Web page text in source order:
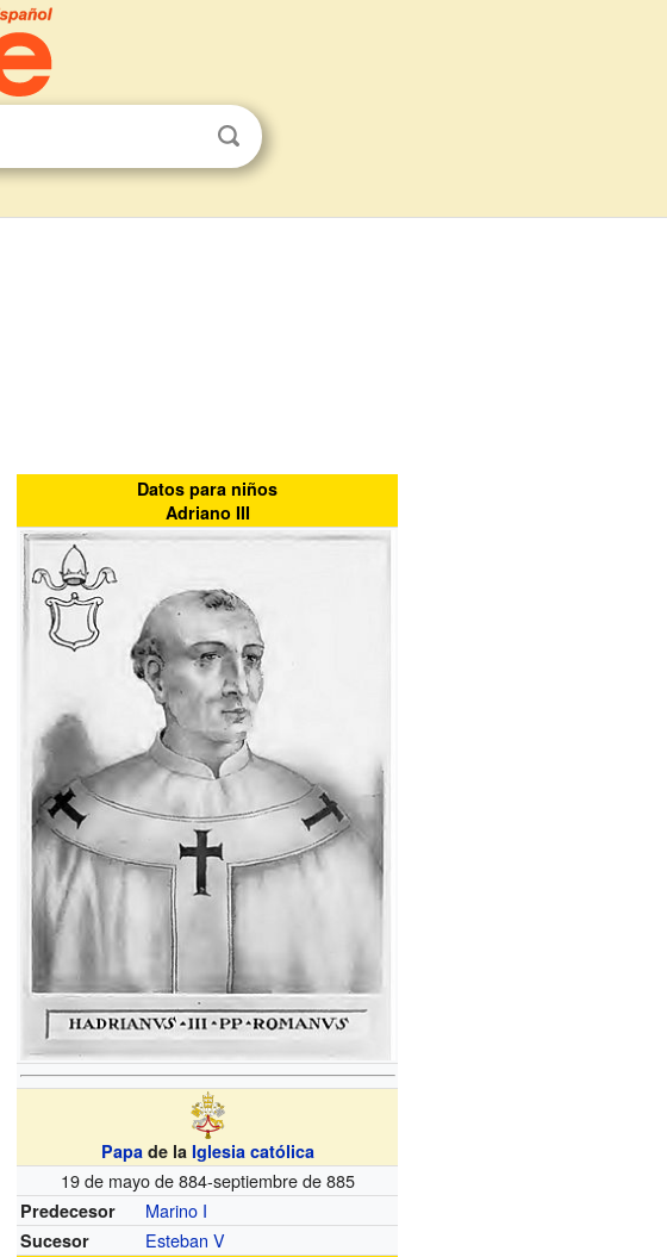
Datos para niños
Adriano III
Papade la Iglesia católica
19 de mayo de 884-septiembre de 885
Predecesor Marino I
Sucesor Esteban V